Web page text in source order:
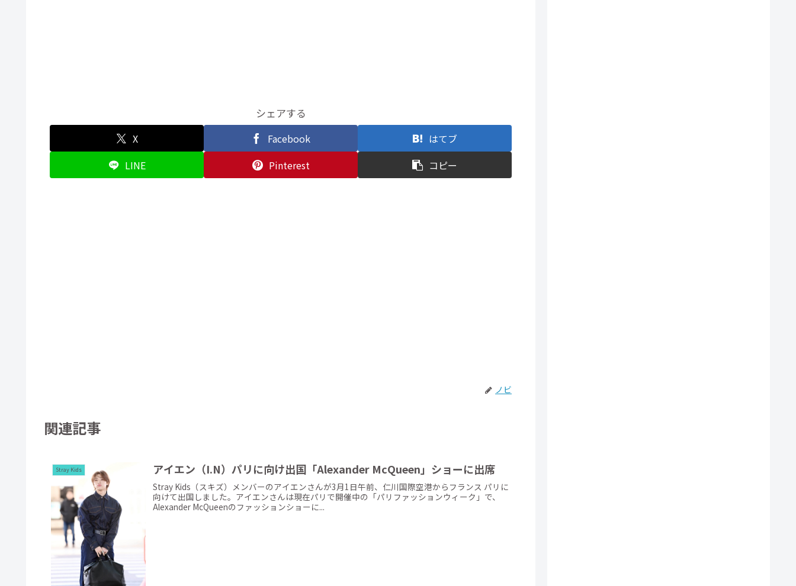
シェアする
X Facebook
はてブ
LINE
Pinterest コピー
ノビ
関連記事
Stray Kids アイエン（I.N）パリに向け出国「Alexander McQueen」ショーに出席
Stray Kids（スキズ）メンバーのアイエンさんが3月1日午前、仁川国際空港からフランス パリに
向けて出国しました。アイエンさんは現在パリで開催中の「パリファッションウィーク」で、
Alexander McQueenのファッションショーに...